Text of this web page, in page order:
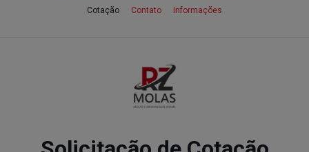
Cotação
Contato Informações